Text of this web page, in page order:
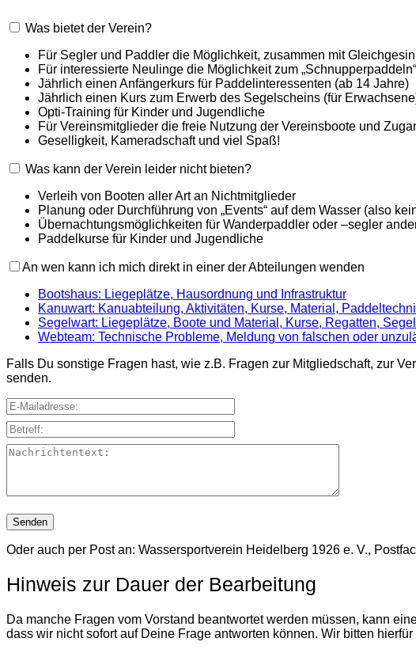
Was bietet der Verein?
Für Segler und Paddler die Möglichkeit, zusammen mit
Für interessierte Neulinge die Möglichkeit zum
Jährlich einen Anfängerkurs für Paddelinteressenten (ab 14 Jahre)
Jährlich einen Kurs zum Erwerb des Segelscheins (für
Opti-Training für Kinder und Jugendliche
Für Vereinsmitglieder die freie Nutzung der Vereinsboote und
Geselligkeit, Kameradschaft und viel Spaß!
Was kann der Verein leider nicht bieten?
Verleih von Booten aller Art an Nichtmitglieder
Planung oder Durchführung von „Events“ auf dem Wasser (also
Übernachtungsmöglichkeiten für Wanderpaddler oder –segler
Paddelkurse für Kinder und Jugendliche
An wen kann ich mich direkt in einer der Abteilungen wenden
Bootshaus: Liegeplätze, Hausordnung und Infrastruktur
Kanuwart: Kanuabteilung, Aktivitäten, Kurse, Material,
Segelwart: Liegeplätze, Boote und Material, Kurse, Regatten,
Webteam: Technische Probleme, Meldung von falschen oder
Falls Du sonstige Fragen hast, wie z.B. Fragen zur Mitgliedschaft, zur
senden.
E-Mailadresse:
Betreff:
Nachrichtentext:
Oder auch per Post an: Wassersportverein Heidelberg 1926 e. V.,
Hinweis zur Dauer der Bearbeitung
Da manche Fragen vom Vorstand beantwortet werden müssen, kann
dass wir nicht sofort auf Deine Frage antworten können. Wir bitten